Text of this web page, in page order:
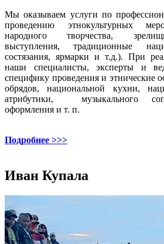
Мы оказываем услуги по
проведению этнокультурных
народного творчества,
выступления, традиционные
состязания, ярмарки и т.д.). При
наши специалисты, эксперты и
специфику проведения и этнические
обрядов, национальной кухни,
атрибутики, музыкального
оформления и т. п.
Подробнее >>>
Иван Купала